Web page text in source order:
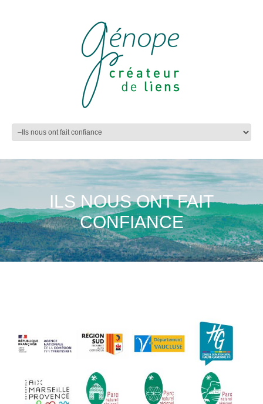
ILS NOUS ONT FAIT
CONFIANCE